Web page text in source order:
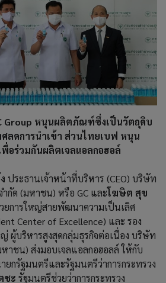
Group หนุนผลิตภัณฑ์ซึ่งเป็นวัตถุดิบ
ลดการนำเข้า ส่วนไทยเบฟ หนุน
อร่วมกันผลิตเจลแอลกอฮอล์
ประธานเจ้าหน้าที่บริหาร (CEO) บริษัท
กัด (มหาชน) หรือ GC และโฆษิต สุข
ยการใหญ่สายพัฒนาความเป็นเลิศ
Center of Excellence) และ รอง
ผู้บริหารสูงสุดกลุ่มธุรกิจต่อเนื่อง บริษัท
หาชน) ส่งมอบเจลแอลกอฮอลล์ ให้กับ
ยกรัฐมนตรีและรัฐมนตรีว่าการกระทรวง
ชะ รัฐมนตรีช่วยว่าการกระทรวง